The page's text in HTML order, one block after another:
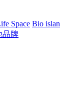
Space Bio
品牌